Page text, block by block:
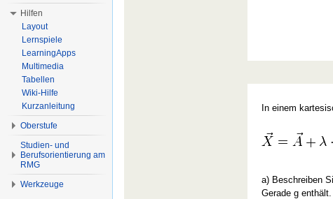
In einem
a) Beschreiben
Gerade g
Hilfen
Layout
Lernspiele
LearningApps
Multimedia
Tabellen
Wiki-Hilfe
Kurzanleitung
Oberstufe
Studien- und
Berufsorientierung am
RMG
Werkzeuge